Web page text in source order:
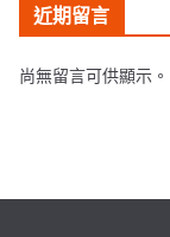
近期留言
尚無留言可供顯示。